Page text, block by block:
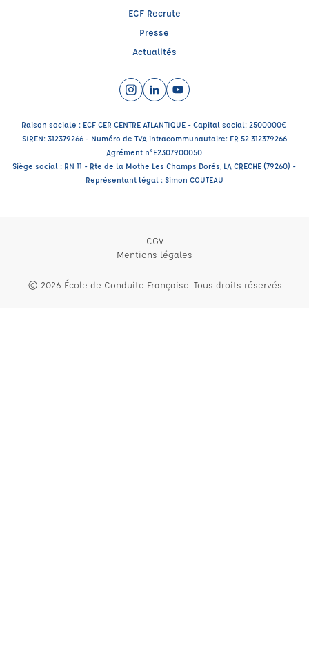
ECF Recrute
Presse
Actualités
Instagram (nouvelle fenêtre)
LinkedIn (nouvelle fenêtre)
YouTube (nouvelle fenêtre)
Raison sociale : ECF CER CENTRE ATLANTIQUE - Capital social: 2500000€
SIREN: 312379266 - Numéro de TVA intracommunautaire: FR 52 312379266
Agrément n°E2307900050
Siège social : RN 11 - Rte de la Mothe Les Champs Dorés, LA CRECHE (79260) -
Représentant légal : Simon COUTEAU
CGV
Mentions légales
© 2026 École de Conduite Française. Tous droits réservés